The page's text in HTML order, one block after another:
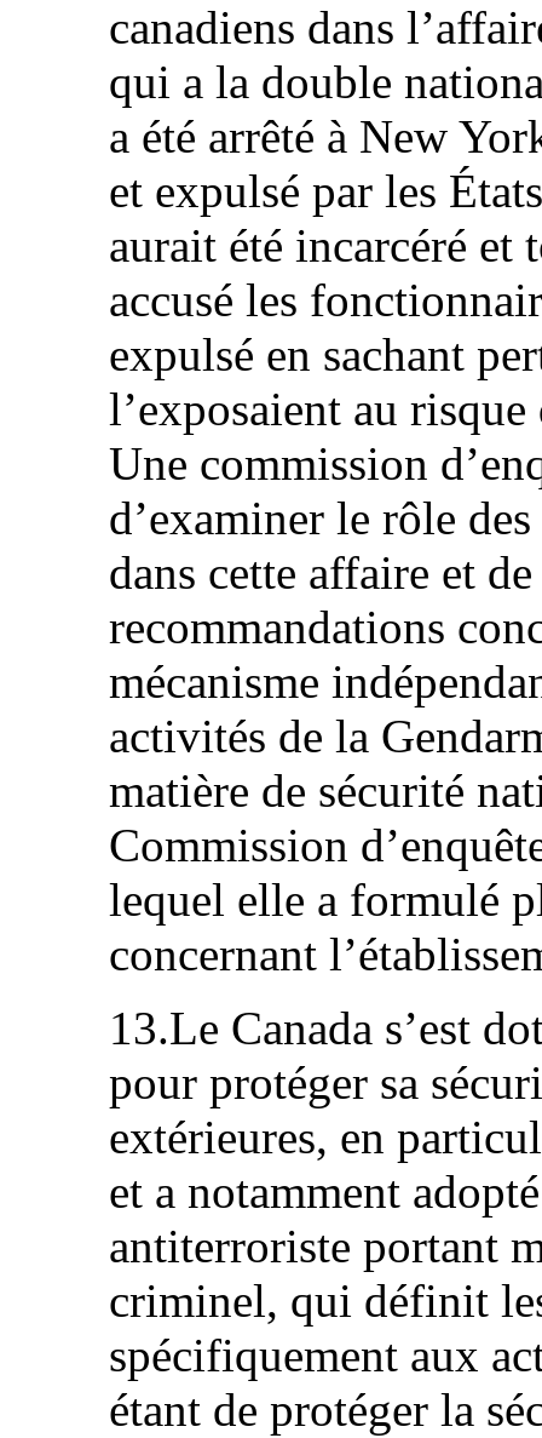
canadiens dans
qui a la double
a été arrêté à New
et expulsé par les
aurait été incarcéré
accusé les
expulsé en sachant
l’exposaient au
Une commission
d’examiner le rôle
dans cette affaire et
recommandations
mécanisme
activités de la
matière de sécurité
Commission
lequel elle a formulé
concernant
13.Le Canada s’est
pour protéger sa
extérieures, en
et a notamment
antiterroriste portant
criminel, qui définit
spécifiquement aux
étant de protéger la